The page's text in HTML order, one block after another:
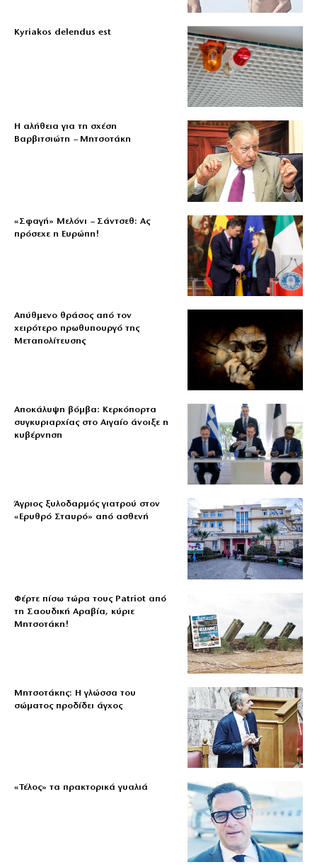
Kyriakos delendus est
Η αλήθεια για τη σχέση
Βαρβιτσιώτη – Μητσοτάκη
«Σφαγή» Μελόνι – Σάντσεθ: Ας
πρόσεχε η Ευρώπη!
Απύθμενο θράσος από τον
χειρότερο πρωθυπουργό της
Μεταπολίτευσης
Αποκάλυψη βόμβα: Κερκόπορτα
συγκυριαρχίας στο Αιγαίο άνοιξε η
κυβέρνηση
Άγριος ξυλοδαρμός γιατρού στον
«Ερυθρό Σταυρό» από ασθενή
Φέρτε πίσω τώρα τους Patriot από
τη Σαουδική Αραβία, κύριε
Μητσοτάκη!
Μητσοτάκης: Η γλώσσα του
σώματος προδίδει άγχος
«Τέλος» τα πρακτορικά γυαλιά